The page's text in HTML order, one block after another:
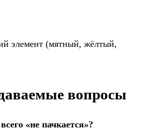
элемент (мятный, жёлтый,
вопросы
«не пачкается»?